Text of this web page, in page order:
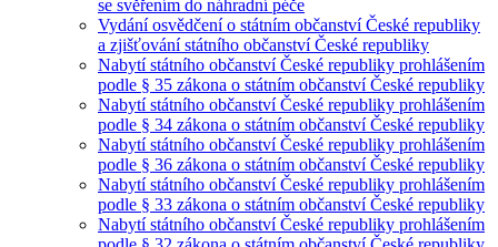
se svěřením do náhradní péče
Vydání osvědčení o státním občanství České republiky
a zjišťování státního občanství České republiky
Nabytí státního občanství České republiky prohlášením
podle § 35 zákona o státním občanství České republiky
Nabytí státního občanství České republiky prohlášením
podle § 34 zákona o státním občanství České republiky
Nabytí státního občanství České republiky prohlášením
podle § 36 zákona o státním občanství České republiky
Nabytí státního občanství České republiky prohlášením
podle § 33 zákona o státním občanství České republiky
Nabytí státního občanství České republiky prohlášením